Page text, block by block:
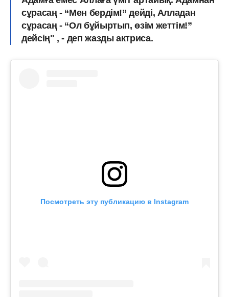
сұрасаң - “Мен бердім!” дейді, Алладан
сұрасаң - “Ол бұйыртып, өзім жеттім!”
дейсің" , - деп жазды актриса.
Посмотреть эту публикацию в Instagram